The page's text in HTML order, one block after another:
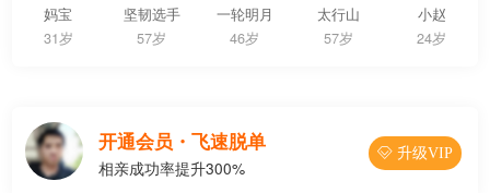
妈宝
31岁
坚韧选手
57岁
一轮明月
46岁
太行山
57岁
小赵
24岁
开通会员・飞速脱单
相亲成功率提升300%
 升级VIP